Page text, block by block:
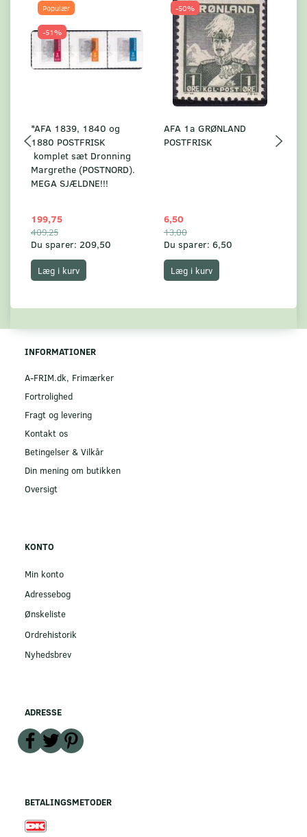
Populær
-51%
*AFA 1839, 1840 og
1880 POSTFRISK
komplet sæt Dronning
Margrethe (POSTNORD).
MEGA SJÆLDNE!!!
199,75
409,25
Du sparer: 209,50
Læg i kurv
-50%
AFA 1a GRØNLAND
POSTFRISK
6,50
13,00
Du sparer: 6,50
Læg i kurv
INFORMATIONER
A-FRIM.dk, Frimærker
Fortrolighed
Fragt og levering
Kontakt os
Betingelser & Vilkår
Din mening om butikken
Oversigt
KONTO
Min konto
Adressebog
Ønskeliste
Ordrehistorik
Nyhedsbrev
ADRESSE
BETALINGSMETODER